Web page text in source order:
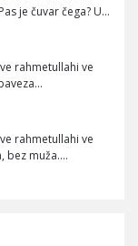
je čuvar čega? U…
rahmetullahi ve
rahmetullahi ve
bez muža.…